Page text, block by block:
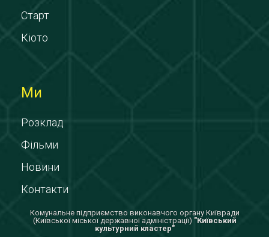
Старт
Кіото
Ми
Розклад
Фільми
Новини
Контакти
Комунальне підприємство виконавчого органу Київради
(Київської міської державної адміністрації) "Київський
культурний кластер"